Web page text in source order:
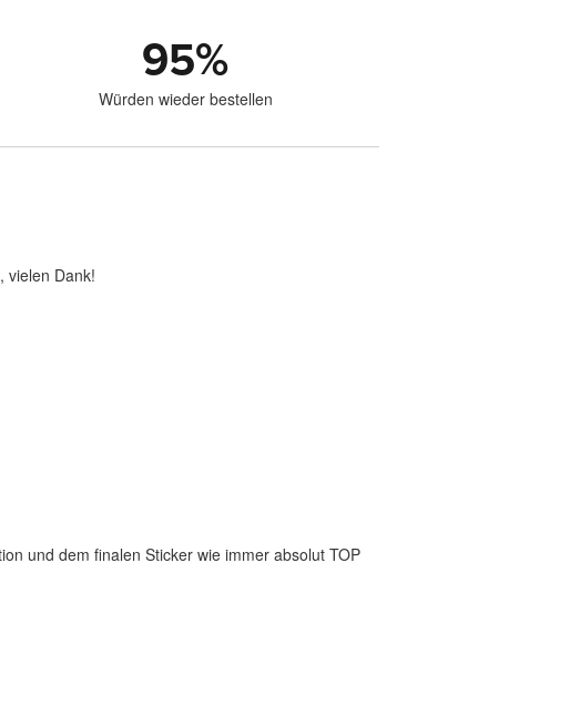
95%
Würden wieder bestellen
vielen Dank!
und dem finalen Sticker wie immer absolut TOP